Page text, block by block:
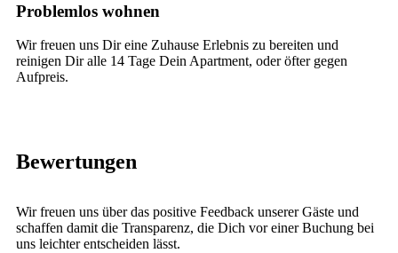
Problemlos wohnen
Wir freuen uns Dir eine Zuhause Erlebnis zu bereiten und
reinigen Dir alle 14 Tage Dein Apartment, oder öfter gegen
Aufpreis.
Bewertungen
Wir freuen uns über das positive Feedback unserer Gäste und
schaffen damit die Transparenz, die Dich vor einer Buchung bei
uns leichter entscheiden lässt.